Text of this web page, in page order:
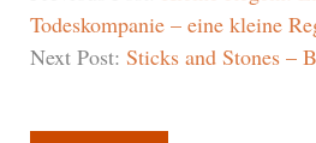
Todeskompanie – eine kleine
Next Post: Sticks and Stones –